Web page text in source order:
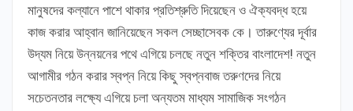
মানুষদের কল্যানে পাশে থাকার প্রতিশ্রুতি দিয়েছেন ও ঐক্যবদ্ধ হয়ে
কাজ করার আহ্বান জানিয়েছেন সকল সেচ্ছাসেবক কে। তারুণ্যের দূর্বার
উদ্যম নিয়ে উন্নয়নের পথে এগিয়ে চলছে নতুন শক্তির বাংলাদেশ! নতুন
আগামীর গঠন করার স্বপ্ন নিয়ে কিছু স্বপ্নবাজ তরুণদের নিয়ে
সচেতনতার লক্ষ্যে এগিয়ে চলা অন্যতম মাধ্যম সামাজিক সংগঠন